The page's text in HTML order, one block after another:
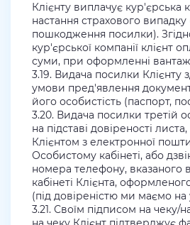
Клієнту виплачує кур'єрська
настання страхового
пошкодження посилки).
кур'єрської компанії клієнт
суми, при оформленні
3.19. Видача посилки Клієнту
умови пред'явлення
його особистість (паспорт,
3.20. Видача посилки третій
на підставі довіреності
Клієнтом з електронної
Особистому кабінеті, або
номера телефону, вказаного
кабінеті Клієнта,
(під довіреністю ми маємо на
3.21. Своїм підписом на чеку/